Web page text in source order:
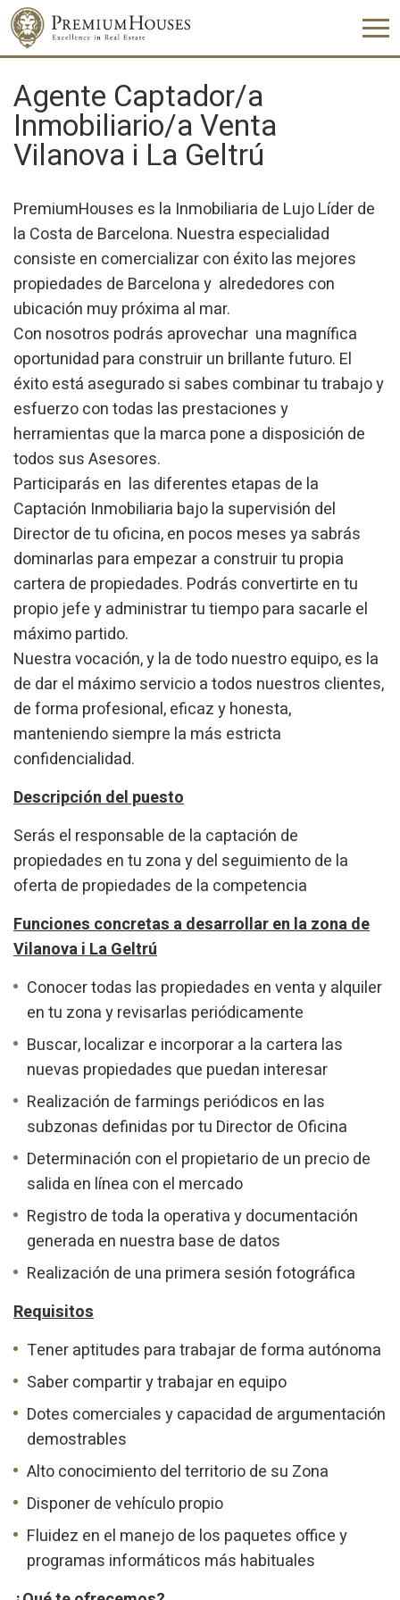
Agente Captador/a
Inmobiliario/a Venta
Vilanova i La Geltrú
PremiumHouses es la Inmobiliaria de Lujo Líder de
la Costa de Barcelona. Nuestra especialidad
consiste en comercializar con éxito las mejores
propiedades de Barcelona y alrededores con
ubicación muy próxima al mar.
Con nosotros podrás aprovechar una magnífica
oportunidad para construir un brillante futuro. El
éxito está asegurado si sabes combinar tu trabajo y
esfuerzo con todas las prestaciones y
herramientas que la marca pone a disposición de
todos sus Asesores.
Participarás en las diferentes etapas de la
Captación Inmobiliaria bajo la supervisión del
Director de tu oficina, en pocos meses ya sabrás
dominarlas para empezar a construir tu propia
cartera de propiedades. Podrás convertirte en tu
propio jefe y administrar tu tiempo para sacarle el
máximo partido.
Nuestra vocación, y la de todo nuestro equipo, es la
de dar el máximo servicio a todos nuestros clientes,
de forma profesional, eficaz y honesta,
manteniendo siempre la más estricta
confidencialidad.
Descripción del puesto
Serás el responsable de la captación de
propiedades en tu zona y del seguimiento de la
oferta de propiedades de la competencia
Funciones concretas a desarrollar en la zona de
Vilanova i La Geltrú
Conocer todas las propiedades en venta y alquiler
en tu zona y revisarlas periódicamente
Buscar, localizar e incorporar a la cartera las
nuevas propiedades que puedan interesar
Realización de farmings periódicos en las
subzonas definidas por tu Director de Oficina
Determinación con el propietario de un precio de
salida en línea con el mercado
Registro de toda la operativa y documentación
generada en nuestra base de datos
Realización de una primera sesión fotográfica
Requisitos
Tener aptitudes para trabajar de forma autónoma
Saber compartir y trabajar en equipo
Dotes comerciales y capacidad de argumentación
demostrables
Alto conocimiento del territorio de su Zona
Disponer de vehículo propio
Fluidez en el manejo de los paquetes office y
programas informáticos más habituales
Modify cookies
Technical and functional
Always active
This website uses its own Cookies to collect information in
order to improve our services. If you continue browsing,
you accept their installation. The user has the possibility of
configuring his browser, being able, if he so wishes, to
prevent them from being installed on his hard drive,
although he must bear in mind that such action may cause
They allow the monitoring and analysis of the behavior of
the users of this website. The information collected
through this type of cookies is used to measure the activity
of the web for the elaboration of user navigation profiles in
the usage data made by the users of the service. They
improve the quality of our services and to offer a better
Marketing and advertising
These cookies are used to store information about the
preferences and personal choices of the user through the
continuous observation of their browsing habits. Thanks to
display advertising related to the user's browsing profile.